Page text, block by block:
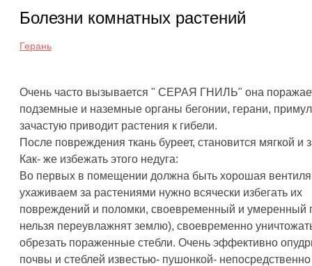
Болезни комнатных растений
Герань
Очень часто вызывается " СЕРАЯ ГНИЛЬ" она
подземные и наземные органы бегонии, герани,
зачастую приводит растения к гибели.
После повреждения ткань буреет, становится мягкой и
Как- же избежать этого недуга:
Во первых в помещении должна быть хорошая
ухаживаем за растениями нужно всячески избегать их
повреждений и поломки, своевременный и умеренный
нельзя переувлажнят землю), своевременно
обрезать пораженные стебли. Очень эффективно
почвы и стеблей известью- пушонкой-